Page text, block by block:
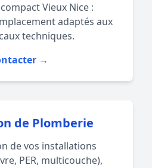
Vieux Nice :
adaptés aux
techniques.
→
de Plomberie
de vos installations
PER, multicouche),